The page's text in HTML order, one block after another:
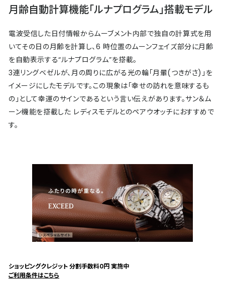
月齢自動計算機能「ルナプログラム」搭載モデル
電波受信した日付情報からムーブメント内部で独自の計算式を用
いてその日の月齢を計算し、6 時位置のムーンフェイズ部分に月齢
を自動表示する“ルナプログラム”を搭載。
3連リングベゼルが、月の周りに広がる光の輪「月暈(つきがさ)」を
イメージにしたモデルです。この現象は「幸せの訪れを意味するも
の」として幸運のサインであるという言い伝えがあります。サン＆ム
ーン機能を搭載した レディスモデルとのペアウオッチにおすすめで
す。
ショッピングクレジット 分割手数料0円 実施中
ご利用条件はこちら